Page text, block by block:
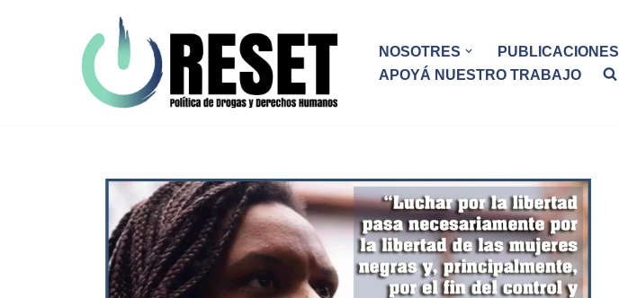
NOSOTRES PUBLICACIONES
APOYÁ NUESTRO TRABAJO